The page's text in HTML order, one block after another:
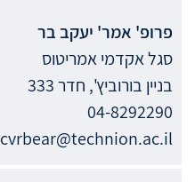
פרופ' אמר' יעקב בר
סגל אקדמי אמריטוס
בניין בורוביץ', חדר 333
04-8292290
cvrbear@technion.ac.il